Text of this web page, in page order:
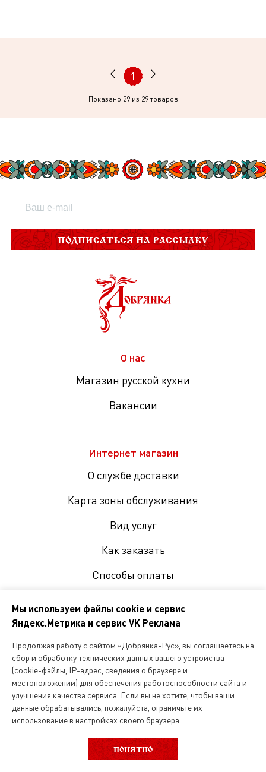
1
Показано 29из 29 товаров
ПОДПИСАТЬСЯ НА РАССЫЛКУ
О нас
Магазин русской кухни
Вакансии
Интернет магазин
О службе доставки
Карта зоны обслуживания
Вид услуг
Как заказать
Способы оплаты
Пользовательское соглашение
Согласие на обработку персональных данных
Покупателям
Подарочные карты и сертификаты
Программа лояльности
Мы используем файлы cookie и сервис
Яндекс.Метрика и сервис VK Реклама
Продолжая работу с сайтом «Добрянка-Рус», вы соглашаетесь на
сбор и обработку технических данных вашего устройства
(cookie-файлы, IP-адрес, сведения о браузере и
местоположении) для обеспечения работоспособности сайта и
улучшения качества сервиса. Если вы не хотите, чтобы ваши
данные обрабатывались, пожалуйста, ограничьте их
использование в настройках своего браузера.
ПОНЯТНО